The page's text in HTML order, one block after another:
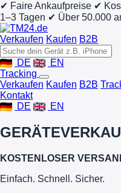
✔ Faire Ankaufpreise ✔
1–3 Tagen ✔ Über 50.000
Verkaufen Kaufen B2B
DE
EN
Tracking
Verkaufen Kaufen B2B
Kontakt
DE
EN
GERÄTE
KOSTENLOSER
Einfach. Schnell. Sicher.